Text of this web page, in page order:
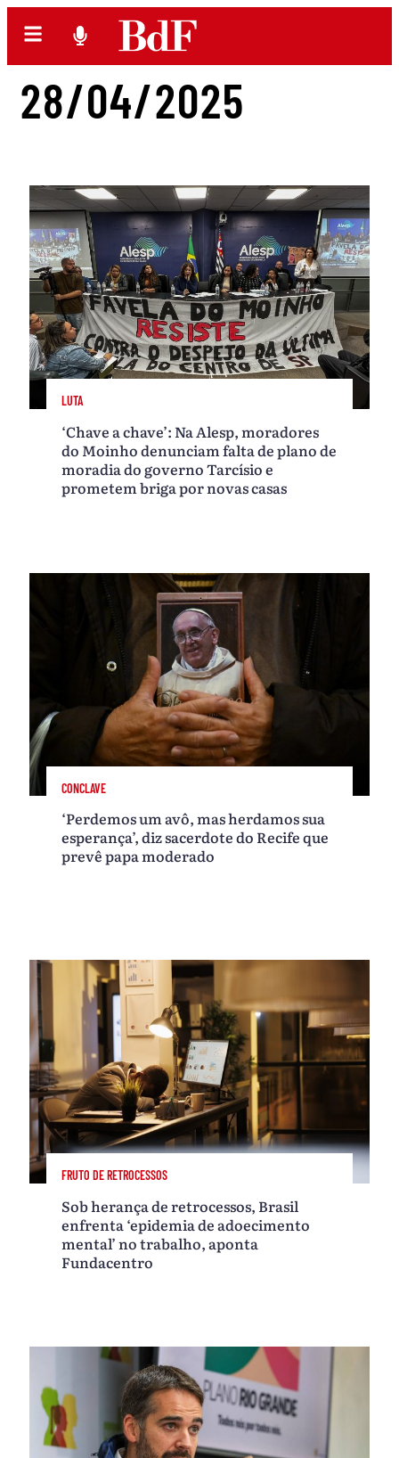
28/04/2025
LUTA
‘Chave a chave’: Na Alesp, moradores
do Moinho denunciam falta de plano de
moradia do governo Tarcísio e
prometem briga por novas casas
CONCLAVE
‘Perdemos um avô, mas herdamos sua
esperança’, diz sacerdote do Recife que
prevê papa moderado
FRUTO DE RETROCESSOS
Sob herança de retrocessos, Brasil
enfrenta ‘epidemia de adoecimento
mental’ no trabalho, aponta
Fundacentro